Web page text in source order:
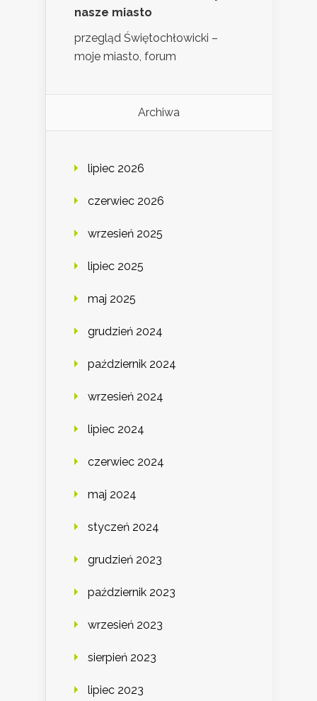
nasze miasto
przegląd Świętochłowicki –
moje miasto, forum
Archiwa
lipiec 2026
czerwiec 2026
wrzesień 2025
lipiec 2025
maj 2025
grudzień 2024
październik 2024
wrzesień 2024
lipiec 2024
czerwiec 2024
maj 2024
styczeń 2024
grudzień 2023
październik 2023
wrzesień 2023
sierpień 2023
lipiec 2023